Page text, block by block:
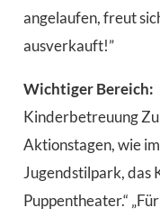
angelaufen, freut
ausverkauft!”
Wichtiger Bereich:
Kinderbetreuung
Aktionstagen, wie
Jugendstilpark, das
Puppentheater.“